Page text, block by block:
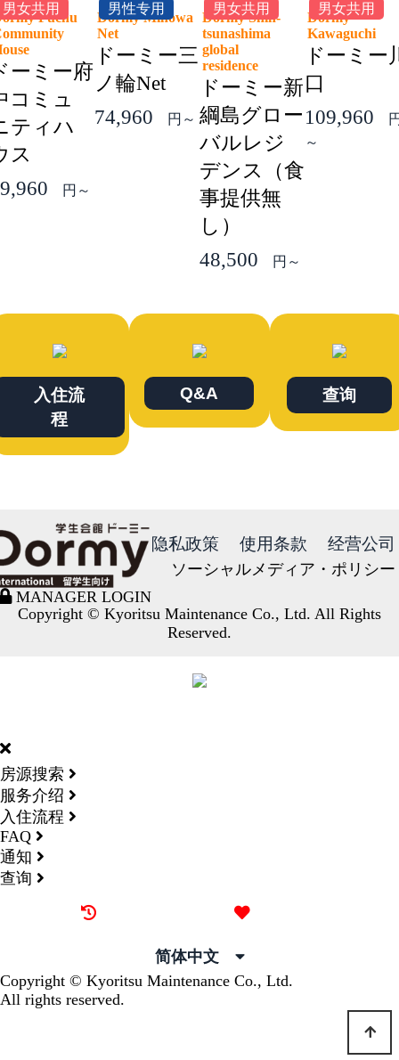
男女共用
Fuchu
ーミー府
コミュ
ティハ
ス
円～
男性专用
Dormy Minowa
Net
ドーミー三
ノ輪Net
74,960
円～
男女共用
Dormy Shin-
tsunashima
global
residence
ドーミー新
綱島グロー
バルレジ
デンス（食
事提供無
し）
48,500
円～
男女共用
Dormy
Kawaguchi
ドーミー
口
109,960
～
入住流
程
Q&A 查询
MANAGER LOGIN
隐私政策 使用条款 经营公司
ソーシャルメディア・ポリシー
Copyright © Kyoritsu Maintenance Co., Ltd. All Rights
Reserved.
房源搜索
服务介绍
入住流程
FAQ
通知
查询
简体中文
Copyright © Kyoritsu Maintenance Co., Ltd.
All rights reserved.